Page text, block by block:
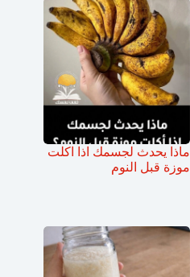
ماذا يحدث لجسمك اذا اكلت
موزة قبل النوم